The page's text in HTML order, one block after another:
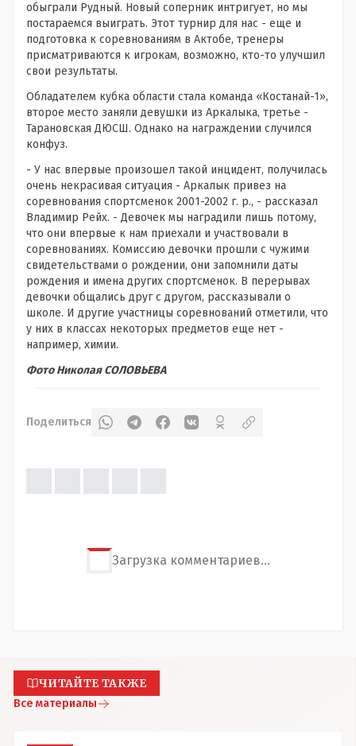
обыграли Рудный. Новый соперник интригует, но мы
постараемся выиграть. Этот турнир для нас - еще и
подготовка к соревнованиям в Актобе, тренеры
присматриваются к игрокам, возможно, кто-то улучшил
свои результаты.
Обладателем кубка области стала команда «Костанай-1»,
второе место заняли девушки из Аркалыка, третье -
Тарановская ДЮСШ. Однако на награждении случился
конфуз.
- У нас впервые произошел такой инцидент, получилась
очень некрасивая ситуация - Аркалык привез на
соревнования спортсменок 2001-2002 г. р., - рассказал
Владимир Рейх. - Девочек мы наградили лишь потому,
что они впервые к нам приехали и участвовали в
соревнованиях. Комиссию девочки прошли с чужими
свидетельствами о рождении, они запомнили даты
рождения и имена других спортсменок. В перерывах
девочки общались друг с другом, рассказывали о
школе. И другие участницы соревнований отметили, что
у них в классах некоторых предметов еще нет -
например, химии.
Фото Николая СОЛОВЬЕВА
Поделиться
Загрузка комментариев...
ЧИТАЙТЕ ТАКЖЕ
Все материалы